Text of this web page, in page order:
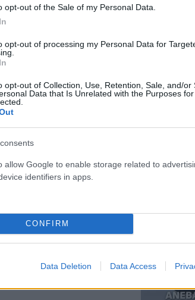
opt-out of the Sale of my Personal Data.
opt-out of processing my Personal Data for
opt-out of Collection, Use, Retention, Sale, and/or
Data that Is Unrelated with the Purposes
allow Google to enable storage related to
identifiers in apps.
CONFIRM
Data Deletion Data Access
στην παρουσίαση του
κόσμου στο γήπεδο
(video)
Skin
«τέλειο»
το χαμένο βάρος;
μας